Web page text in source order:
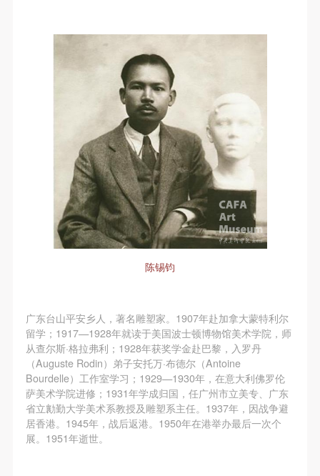
陈锡钧
广东台山平安乡人，著名雕塑家。1907年赴加拿大蒙特利尔
留学；1917—1928年就读于美国波士顿博物馆美术学院，师
从查尔斯·格拉弗利；1928年获奖学金赴巴黎，入罗丹
（Auguste Rodin）弟子安托万·布德尔（Antoine
Bourdelle）工作室学习；1929—1930年，在意大利佛罗伦
萨美术学院进修；1931年学成归国，任广州市立美专、广东
省立勷勤大学美术系教授及雕塑系主任。1937年，因战争避
居香港。1945年，战后返港。1950年在港举办最后一次个
展。1951年逝世。